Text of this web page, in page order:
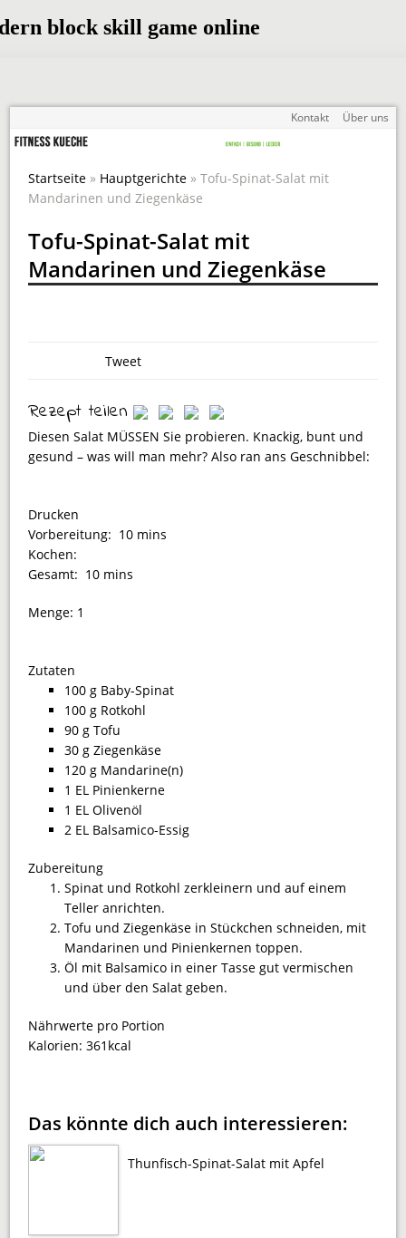
Kontakt Über uns
Startseite » Hauptgerichte » Tofu-Spinat-Salat mit
Mandarinen und Ziegenkäse
Tofu-Spinat-Salat mit
Mandarinen und Ziegenkäse
Tweet
Rezept teilen
Diesen Salat MÜSSEN Sie probieren. Knackig, bunt und
gesund – was will man mehr? Also ran ans Geschnibbel:
Drucken
Vorbereitung: 10 mins
Kochen:
Gesamt: 10 mins
Menge: 1
Zutaten
100 g Baby-Spinat
100 g Rotkohl
90 g Tofu
30 g Ziegenkäse
120 g Mandarine(n)
1 EL Pinienkerne
1 EL Olivenöl
2 EL Balsamico-Essig
Zubereitung
Spinat und Rotkohl zerkleinern und auf einem
Teller anrichten.
Tofu und Ziegenkäse in Stückchen schneiden, mit
Mandarinen und Pinienkernen toppen.
Öl mit Balsamico in einer Tasse gut ver­mischen
und über den Salat geben.
Nährwerte pro Portion
Kalorien:361kcal
Das könnte dich auch interessieren:
Thunfisch-Spinat-Salat mit Apfel